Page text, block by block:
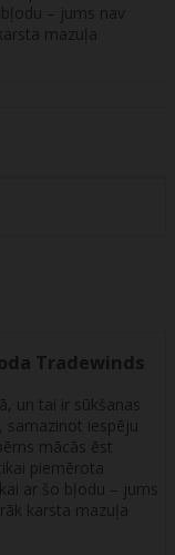
– jums nav
mazuļa
Tradewinds
un tai ir sūkšanas
samazinot iespēju
mācās ēst
piemērota
ar šo bļodu – jums
karsta mazuļa